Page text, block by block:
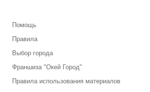
Помощь
Правила
Выбор города
Франшиза "Окей Город"
Правила использования материалов